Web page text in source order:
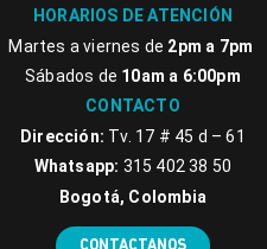
HORARIOS DE ATENCIÓN
Martes a viernes de 2pm a 7pm
Sábados de 10am a 6:00pm
CONTACTO
Dirección: Tv. 17 # 45 d – 61
Whatsapp: 315 402 38 50
Bogotá, Colombia